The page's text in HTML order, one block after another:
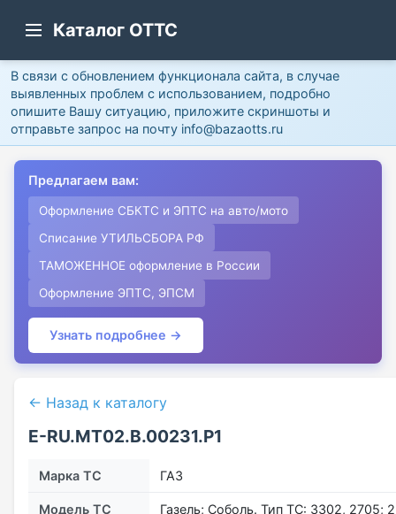
Каталог ОТТС
В связи с обновлением функционала сайта, в случае
выявленных проблем с использованием, подробно
опишите Вашу ситуацию, приложите скриншоты и
отправьте запрос на почту info@bazaotts.ru
Предлагаем вам:
Оформление СБКТС и ЭПТС на авто/мото
Списание УТИЛЬСБОРА РФ
ТАМОЖЕННОЕ оформление в России
Оформление ЭПТС, ЭПСМ
Узнать подробнее →
← Назад к каталогу
E-RU.MT02.B.00231.P1
Марка ТС ГАЗ
Модель ТС Газель; Соболь. Тип ТС: 3302, 2705;